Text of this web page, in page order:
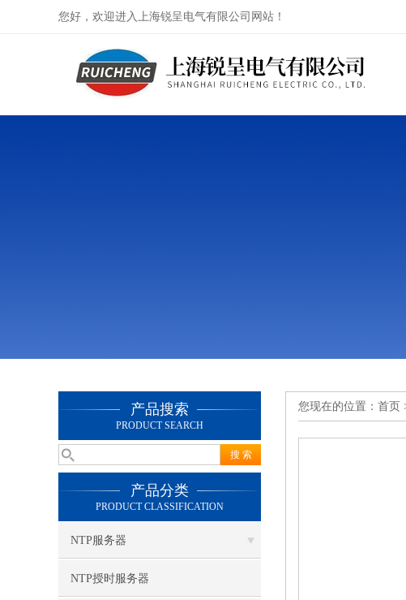
您好，欢迎进入上海锐呈电气有限公司网站！
产品搜索
PRODUCT SEARCH
产品分类
PRODUCT CLASSIFICATION
NTP服务器
NTP授时服务器
您现在的位置： 首页